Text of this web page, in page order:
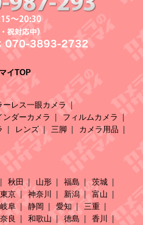
イTOP
ーレス一眼カメラ
ンダーカメラ
フィルムカメラ
レンズ 三脚 カメラ用品
秋田 山形 福島
茨城
東京 神奈川 新潟
富山
岐阜 静岡 愛知
三重
奈良 和歌山 徳島
香川